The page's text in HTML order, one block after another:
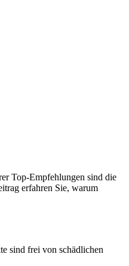
Top-Empfehlungen sind die
erfahren Sie, warum
sind frei von schädlichen